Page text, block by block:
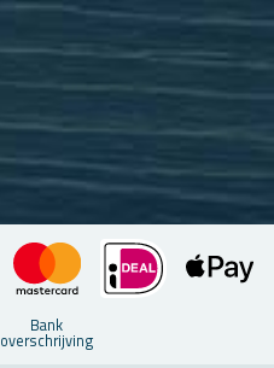
Bank
over­schrij­ving